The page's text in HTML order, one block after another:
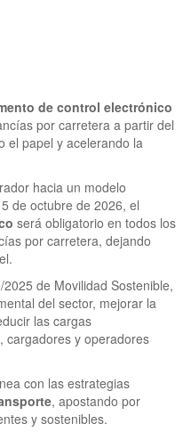
de control electrónico
por carretera a partir del
el papel y acelerando la
hacia un modelo
de octubre de 2026, el
será obligatorio en todos los
por carretera, dejando
de Movilidad Sostenible,
del sector, mejorar la
las cargas
cargadores y operadores
con las estrategias
, apostando por
y sostenibles.